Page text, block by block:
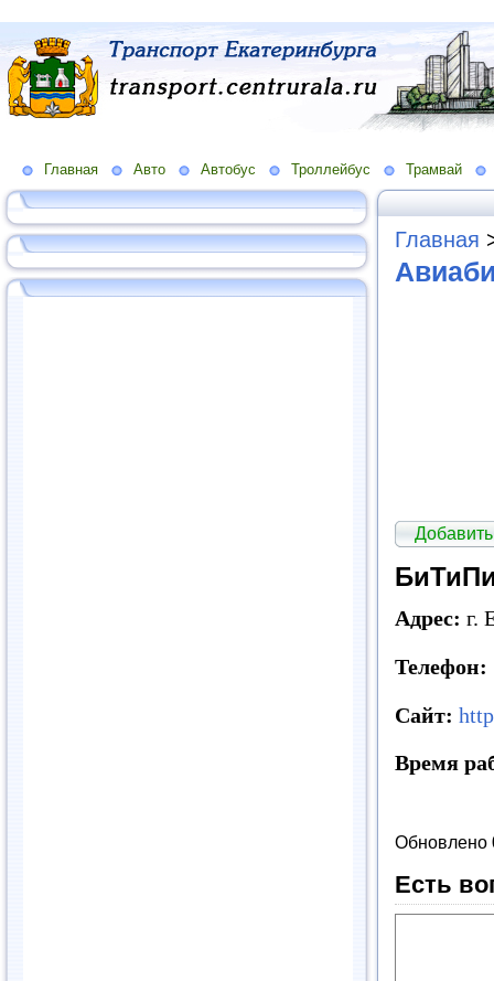
Главная Авто Автобус Троллейбус Трамвай
Главная
Адрес: г.
Телефон:
Сайт:
Время
Обновлено
Есть